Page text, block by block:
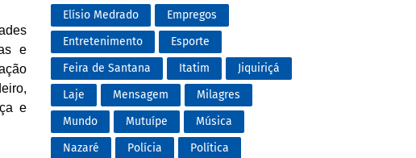
e
e
Elísio Medrado
Empregos
Entretenimento
Esporte
Feira de Santana
Itatim
Jiquiriçá
Laje
Mensagem
Milagres
Mundo
Mutuípe
Música
Nazaré
Polícia
Política